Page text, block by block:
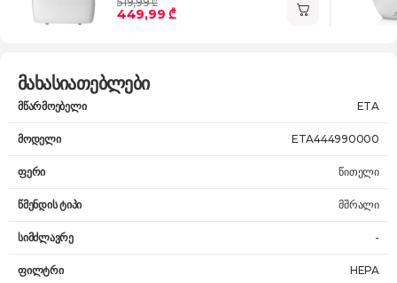
449,99 ₾
მახასიათებლები
მწარმოებელი ETA
მოდელი ETA444990000
ფერი წითელი
წმენდის ტიპი მშრალი
სიმძლავრე -
ფილტრი HEPA